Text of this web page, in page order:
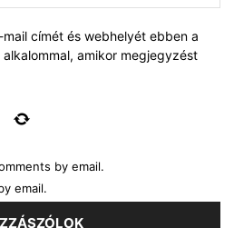
címét és webhelyét ebben a
amikor megjegyzést
by email.
email.